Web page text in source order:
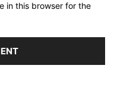
in this browser for the